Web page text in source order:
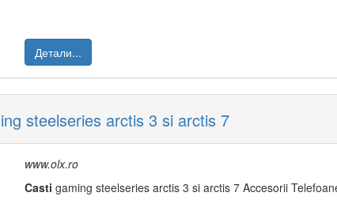
Детали...
steelseries arctis 3 si arctis 7
www.olx.ro
Casti gaming steelseries arctis 3 si arctis 7 Accesorii